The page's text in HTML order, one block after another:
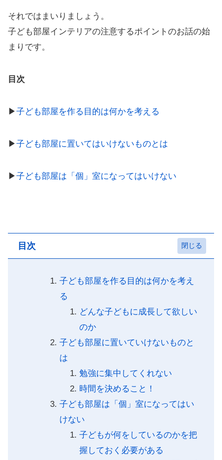
それではまいりましょう。
子ども部屋インテリアの注意するポイントのお話の始
まりです。
目次
▶︎子ども部屋を作る目的は何かを考える
▶︎子ども部屋に置いてはいけないものとは
▶︎子ども部屋は「個」室になってはいけない
目次
子ども部屋を作る目的は何かを考え
る
どんな子どもに成長して欲しい
のか
子ども部屋に置いていけないものと
は
勉強に集中してくれない
時間を決めること！
子ども部屋は「個」室になってはい
けない
子どもが何をしているのかを把
握しておく必要がある